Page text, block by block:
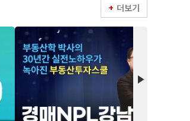
더보기
play_arrow